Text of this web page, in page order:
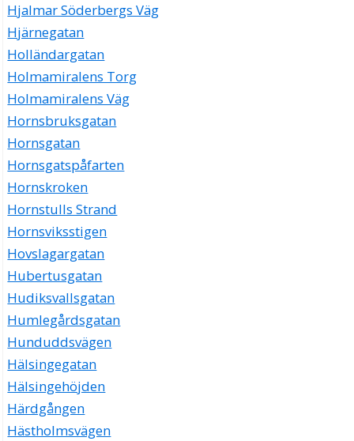
Hjalmar Söderbergs Väg
Hjärnegatan
Holländargatan
Holmamiralens Torg
Holmamiralens Väg
Hornsbruksgatan
Hornsgatan
Hornsgatspåfarten
Hornskroken
Hornstulls Strand
Hornsviksstigen
Hovslagargatan
Hubertusgatan
Hudiksvallsgatan
Humlegårdsgatan
Hunduddsvägen
Hälsingegatan
Hälsingehöjden
Härdgången
Hästholmsvägen